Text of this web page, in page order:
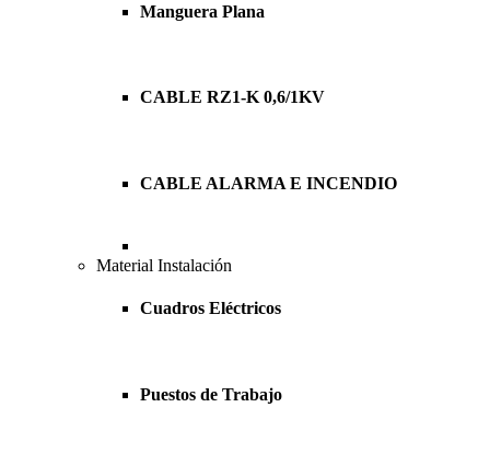
Manguera Plana
CABLE RZ1-K 0,6/1KV
CABLE ALARMA E INCENDIO
Material Instalación
Cuadros Eléctricos
Puestos de Trabajo